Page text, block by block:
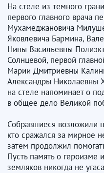
На стеле из темного
первого главного врача
Мухамеджановича
Яковлевича Бармина,
Нины Васильевны
Солнцевой, первой
Марии Дмитриевны
Александры Николаевны
на стеле напоминает о
в общее дело Великой
Собравшиеся возложили
кто сражался за мирное
затем продолжил
Пусть память о героизме
земляков никогда не